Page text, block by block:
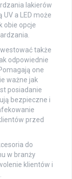
lakierów
a LED może
obie opcje
także
odpowiednie
one
ważne jak
posiadanie
bezpieczne i
przed
do
w branży
klientów i